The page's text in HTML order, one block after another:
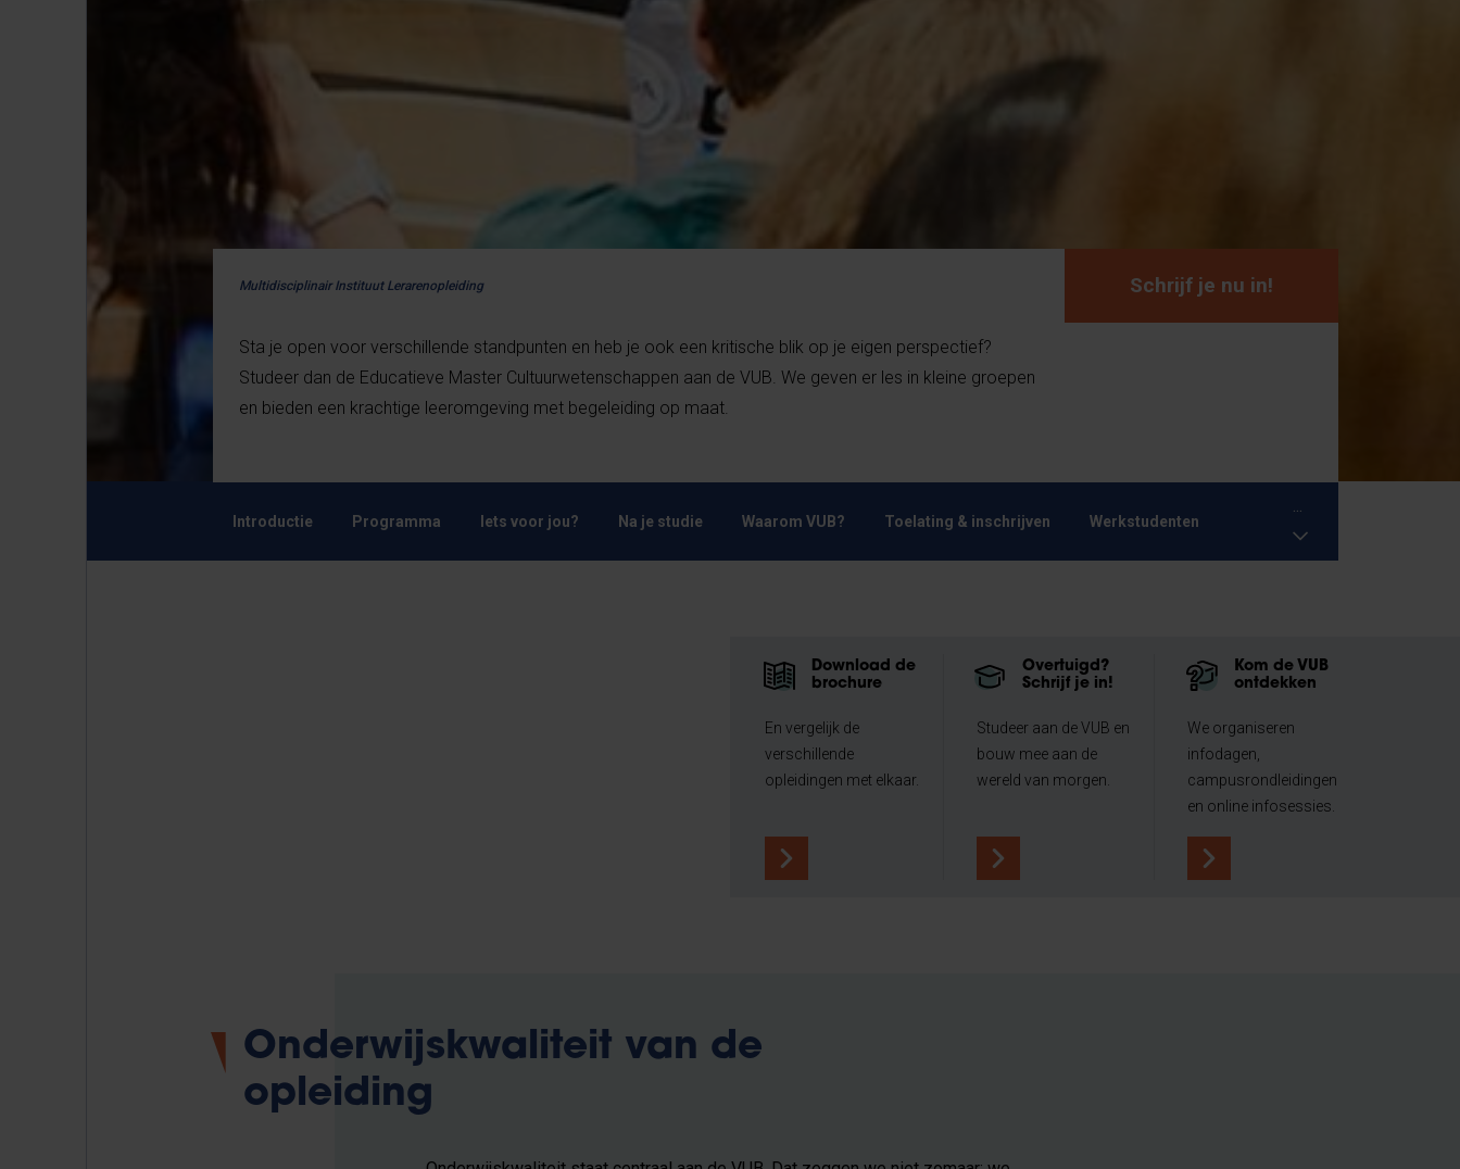
Multidisciplinair Instituut Lerarenopleiding
Sta je open voor verschillende standpunten en heb je ook een kritische blik op je eigen perspectief?
Studeer dan de Educatieve Master Cultuurwetenschappen aan de VUB. We geven er les in kleine groepen
en bieden een krachtige leeromgeving met begeleiding op maat.
Schrijf je nu in!
Introductie Programma Iets voor jou? Na je studie Waarom VUB? Toelating & inschrijven Werkstudenten
Download de
brochure
En vergelijk de
verschillende
opleidingen met elkaar.
Overtuigd?
Schrijf je in!
Studeer aan de VUB en
bouw mee aan de
wereld van morgen.
Kom de VUB
ontdekken
We organiseren
infodagen,
campusrondleidingen
en online infosessies.
Onderwijskwaliteit van de
opleiding